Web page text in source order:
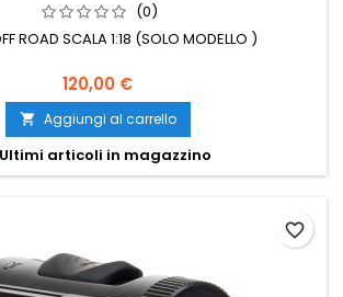
(0)
ROAD SCALA 1:18 (SOLO MODELLO )
120,00 €
 Aggiungi al carrello
Ultimi articoli in magazzino
favorite_border